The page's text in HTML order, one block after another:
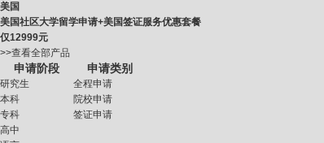
美国
美国社区大学留学申请+美国签证服务优惠套餐
仅12999元
>>查看全部产品
申请阶段 申请类别
研究生
全程申请
本科
院校申请
专科
签证申请
高中